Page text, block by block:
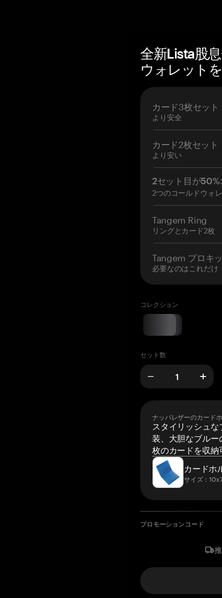
全新Lista股
ウォレット
カード3枚セット
より安全
カード2枚セット
より安い
2セット目が50%
2つのコールドウォ
Tangem Ring
リングとカード2枚
Tangem プロキ
必要なのはこれだけ
コレクション
セット数
ナッパレザーのカード
スタイリッシュ
装、大胆なブルー
枚のカードを収納
カードホ
サイズ：
プロモーションコード